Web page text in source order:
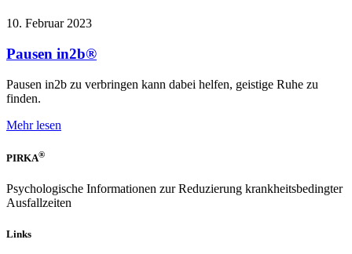
10. Februar 2023
Pausen in2b®
Pausen in2b zu verbringen kann dabei helfen, geistige Ruhe zu
finden.
Mehr lesen
PIRKA®
Psychologische Informationen zur Reduzierung krankheitsbedingter
Ausfallzeiten
Links